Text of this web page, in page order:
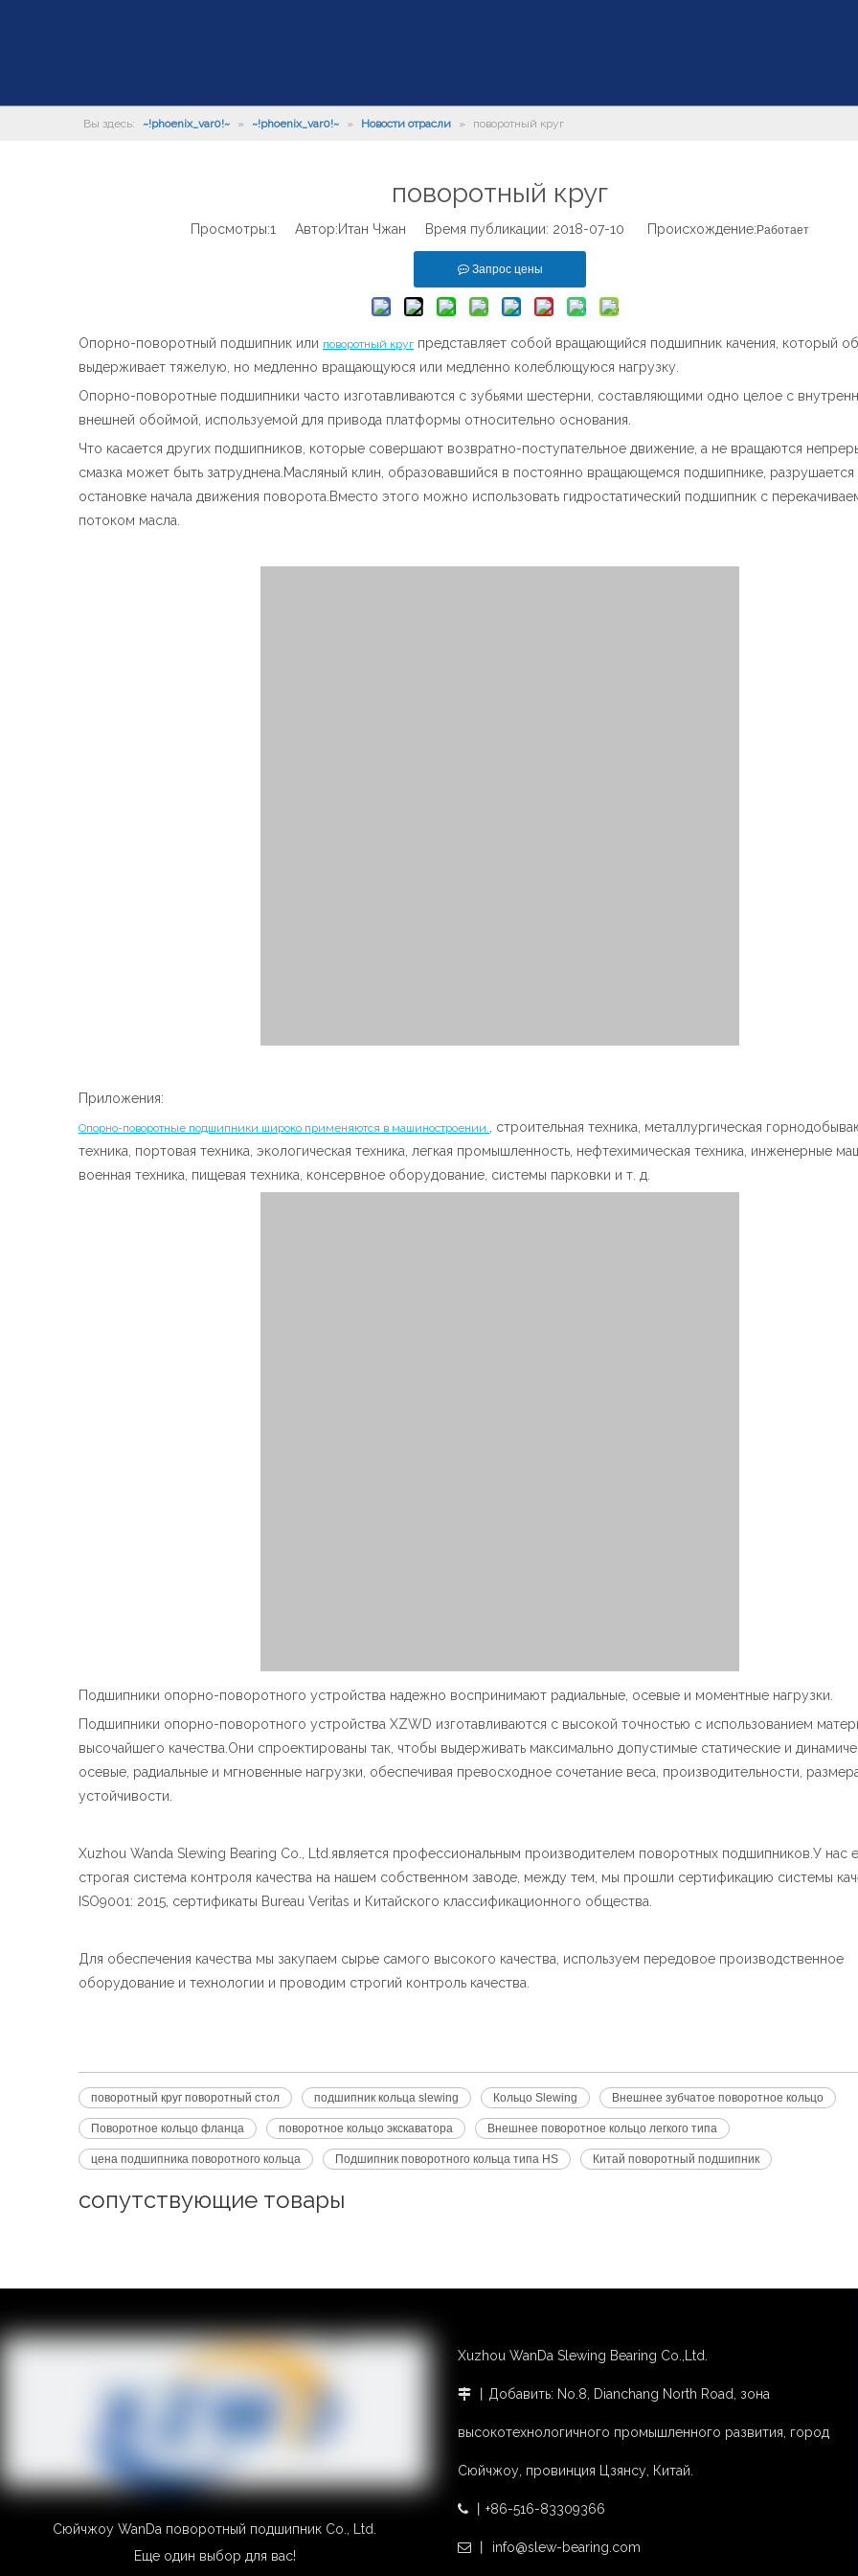
Вы здесь: ~!phoenix_var0!~ » ~!phoenix_var0!~ » Новости отрасли » поворотный круг
поворотный круг
Просмотры:1 Автор:Итан Чжан Время публикации: 2018-07-10 Происхождение: Работает
Запрос цены
Опорно-поворотный подшипник или поворотный круг представляет собой вращающийся подшипник качения, который
выдерживает тяжелую, но медленно вращающуюся или медленно колеблющуюся нагрузку.
Опорно-поворотные подшипники часто изготавливаются с зубьями шестерни, составляющими одно целое с
внешней обоймой, используемой для привода платформы относительно основания.
Что касается других подшипников, которые совершают возвратно-поступательное движение, а не вращаются
смазка может быть затруднена.Масляный клин, образовавшийся в постоянно вращающемся подшипнике, разрушается
остановке начала движения поворота.Вместо этого можно использовать гидростатический подшипник с
потоком масла.
Приложения:
Опорно-поворотные подшипники широко применяются в машиностроении.
, строительная техника, металлургическая
техника, портовая техника, экологическая техника, легкая промышленность, нефтехимическая техника, инженерные
военная техника, пищевая техника, консервное оборудование, системы парковки и т. д.
Подшипники опорно-поворотного устройства надежно воспринимают радиальные, осевые и моментные нагрузки.
Подшипники опорно-поворотного устройства XZWD изготавливаются с высокой точностью с использованием
высочайшего качества.Они спроектированы так, чтобы выдерживать максимально допустимые статические и
осевые, радиальные и мгновенные нагрузки, обеспечивая превосходное сочетание веса, производительности,
устойчивости.
Xuzhou Wanda Slewing Bearing Co., Ltd.является профессиональным производителем поворотных подшипников.У нас
строгая система контроля качества на нашем собственном заводе, между тем, мы прошли сертификацию системы
ISO9001: 2015, сертификаты Bureau Veritas и Китайского классификационного общества.
Для обеспечения качества мы закупаем сырье самого высокого качества, используем передовое производственное
оборудование и технологии и проводим строгий контроль качества.
поворотный круг поворотный стол подшипник кольца slewing Кольцо Slewing Внешнее зубчатое поворотное кольцо
Поворотное кольцо фланца поворотное кольцо экскаватора Внешнее поворотное кольцо легкого типа
цена подшипника поворотного кольца Подшипник поворотного кольца типа HS Китай поворотный подшипник
сопутствующие товары
Сюйчжоу WanDa поворотный подшипник Co., Ltd.
Еще один выбор для вас!
Xuzhou WanDa Slewing Bearing Co.,Ltd.
 丨Добавить: No.8, Dianchang North Road, зона
высокотехнологичного промышленного развития, город
Сюйчжоу, провинция Цзянсу, Китай.
 丨+86-516-83309366
 丨 info@slew-bearing.com